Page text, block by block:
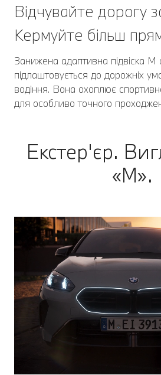
Відчувайте дорогу
Кермуйте більш
Занижена адаптивна підвіска M
підлаштовується до дорожніх
водіння. Вона охоплює
для особливо точного
Екстер'єр.
«М».